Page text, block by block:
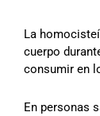
La
cuerpo
consumir en
En personas